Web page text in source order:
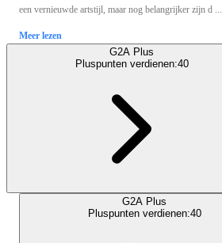
een vernieuwde artstijl, maar nog belangrijker zijn d ...
Meer lezen
G2A Plus
Pluspunten verdienen:40
G2A Plus
Pluspunten verdienen:40